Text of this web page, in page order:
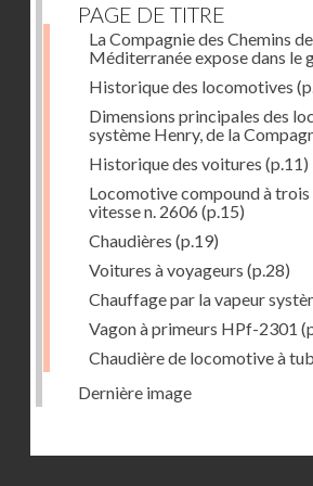
PAGE DE TITRE
La Compagnie des Chemins
Méditerranée expose dans le
Historique des locomotives
Dimensions principales des
système Henry, de la
Historique des voitures (p.11)
Locomotive compound à trois
vitesse n. 2606 (p.15)
Chaudières (p.19)
Voitures à voyageurs (p.28)
Chauffage par la vapeur
Vagon à primeurs HPf-2301
Chaudière de locomotive à
Dernière image